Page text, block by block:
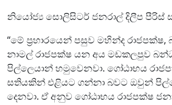
නියෝජ්‍ය සොලිසිටර් ජනරාල් දිලීප පීරිස්
“මේ ප්‍රහාරයෙන් පසුව මහින්ද රාජපක්ෂ,
නාමල් රාජපක්ෂ යන අය මඩකලපුව
පිල්ලෙයාන් හමුවෙනවා. ගෝඨාභය
සතියකින් එළියට ගන්නා බවට ඔවුන්
දෙනවා. ඒ අනුව ගෝඨාභය රාජපක්ෂ